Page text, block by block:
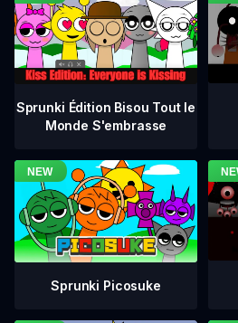
Sprunki Édition Bisou Tout le
Monde S'embrasse
Sprunki Picosuke